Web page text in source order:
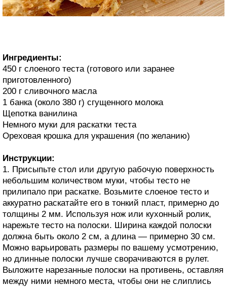
Ингредиенты:
450 г слоеного теста (готового или заранее
приготовленного)
200 г сливочного масла
1 банка (около 380 г) сгущенного молока
Щепотка ванилина
Немного муки для раскатки теста
Ореховая крошка для украшения (по желанию)
Инструкции:
1. Присыпьте стол или другую рабочую поверхность
небольшим количеством муки, чтобы тесто не
прилипало при раскатке. Возьмите слоеное тесто и
аккуратно раскатайте его в тонкий пласт, примерно до
толщины 2 мм. Используя нож или кухонный ролик,
нарежьте тесто на полоски. Ширина каждой полоски
должна быть около 2 см, а длина — примерно 30 см.
Можно варьировать размеры по вашему усмотрению,
но длинные полоски лучше сворачиваются в рулет.
Выложите нарезанные полоски на противень, оставляя
между ними немного места, чтобы они не слиплись